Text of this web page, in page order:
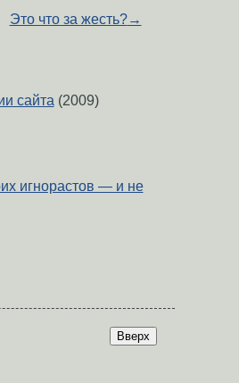
Это что за жесть?→
сайта(2009)
игнорастов — и не
Вверх